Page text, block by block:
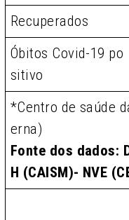
Recuperados
Óbitos Covid-19 po
sitivo
*Centro de saúde
erna)
Fonte dos dados:
H (CAISM)- NVE